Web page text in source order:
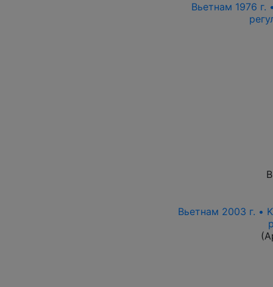
Вьетнам 1976 г.
Вьетнам 2003 г. •